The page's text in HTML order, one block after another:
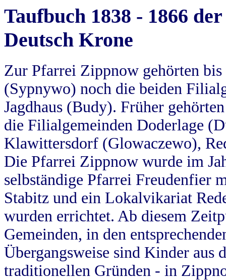
Taufbuch 1838 - 1866
Deutsch Krone
Zur Pfarrei Zippnow gehörten
(Sypnywo) noch die beiden
Jagdhaus (Budy). Früher
die Filialgemeinden Doderlage
Klawittersdorf (Glowaczewo),
Die Pfarrei Zippnow wurde im
selbständige Pfarrei Freudenfier
Stabitz und ein Lokalvikariat
wurden errichtet. Ab diesem
Gemeinden, in den
Übergangsweise sind Kinder aus
traditionellen Gründen - in